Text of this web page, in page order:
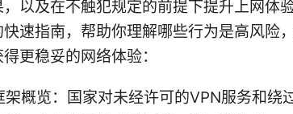
以及在不触犯规定的前提下提升上网体
速指南，帮助你理解哪些行为是高风险
更稳妥的网络体验：
架概览：国家对未经许可的VPN服务和绕